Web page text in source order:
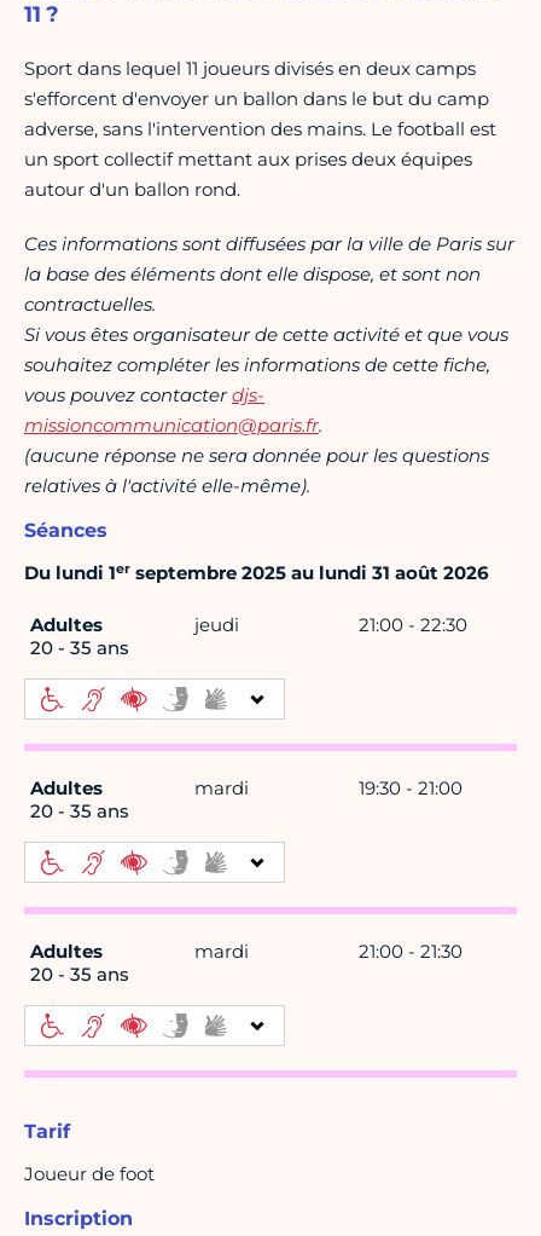
11 ?
Sport dans lequel 11 joueurs divisés en deux camps
s'efforcent d'envoyer un ballon dans le but du camp
adverse, sans l'intervention des mains. Le football est
un sport collectif mettant aux prises deux équipes
autour d'un ballon rond.
Ces informations sont diffusées par la ville de Paris sur
la base des éléments dont elle dispose, et sont non
contractuelles.
Si vous êtes organisateur de cette activité et que vous
souhaitez compléter les informations de cette fiche,
vous pouvez contacterdjs-
missioncommunication@paris.fr.
(aucune réponse ne sera donnée pour les questions
relatives à l'activité elle-même).
Séances
Du lundi 1er septembre 2025 au lundi 31 août 2026
Adultes
20 - 35 ans
jeudi 21:00 - 22:30
Adultes
20 - 35 ans
mardi 19:30 - 21:00
Adultes
20 - 35 ans
mardi 21:00 - 21:30
Tarif
Joueur de foot
Inscription